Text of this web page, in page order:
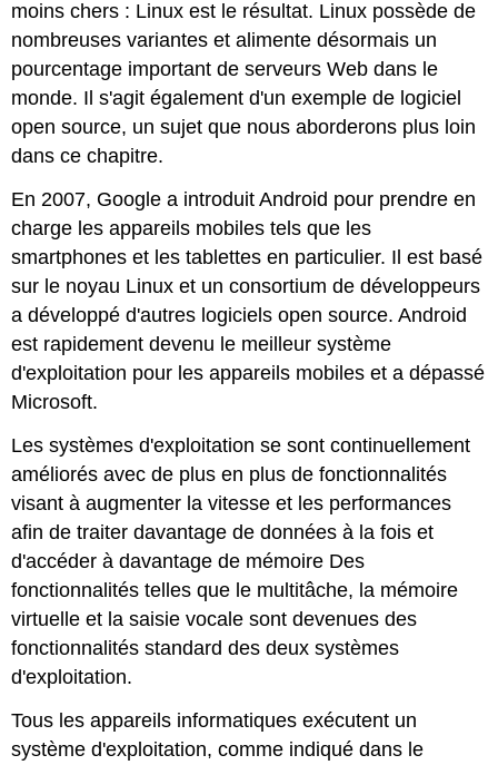
moins chers : Linux est le résultat. Linux possède de
nombreuses variantes et alimente désormais un
pourcentage important de serveurs Web dans le
monde. Il s'agit également d'un exemple de logiciel
open source, un sujet que nous aborderons plus loin
dans ce chapitre.
En 2007, Google a introduit Android pour prendre en
charge les appareils mobiles tels que les
smartphones et les tablettes en particulier. Il est basé
sur le noyau Linux et un consortium de développeurs
a développé d'autres logiciels open source. Android
est rapidement devenu le meilleur système
d'exploitation pour les appareils mobiles et a dépassé
Microsoft.
Les systèmes d'exploitation se sont continuellement
améliorés avec de plus en plus de fonctionnalités
visant à augmenter la vitesse et les performances
afin de traiter davantage de données à la fois et
d'accéder à davantage de mémoire Des
fonctionnalités telles que le multitâche, la mémoire
virtuelle et la saisie vocale sont devenues des
fonctionnalités standard des deux systèmes
d'exploitation.
Tous les appareils informatiques exécutent un
système d'exploitation, comme indiqué dans le